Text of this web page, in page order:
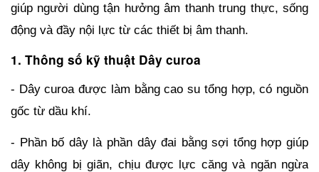
giúp người dùng tận hưởng âm thanh trung thực, sống
động và đầy nội lực từ các thiết bị âm thanh.
1. Thông số kỹ thuật Dây curoa
- Dây curoa được làm bằng cao su tổng hợp, có nguồn
gốc từ dầu khí.
- Phần bố dây là phần dây đai bằng sợi tổng hợp giúp
dây không bị giãn, chịu được lực căng và ngăn ngừa